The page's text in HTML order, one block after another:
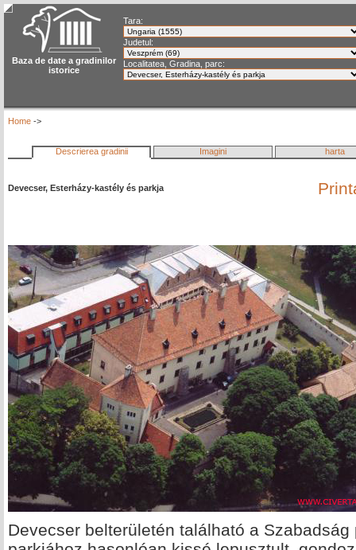
Baza de date a gradinilor
istorice
Tara:
Judetul:
Localitatea, Gradina, parc:
Home ->
Descrierea gradinii Imagini harta
Devecser, Esterházy-kastély és parkja
Devecser belterületén található a